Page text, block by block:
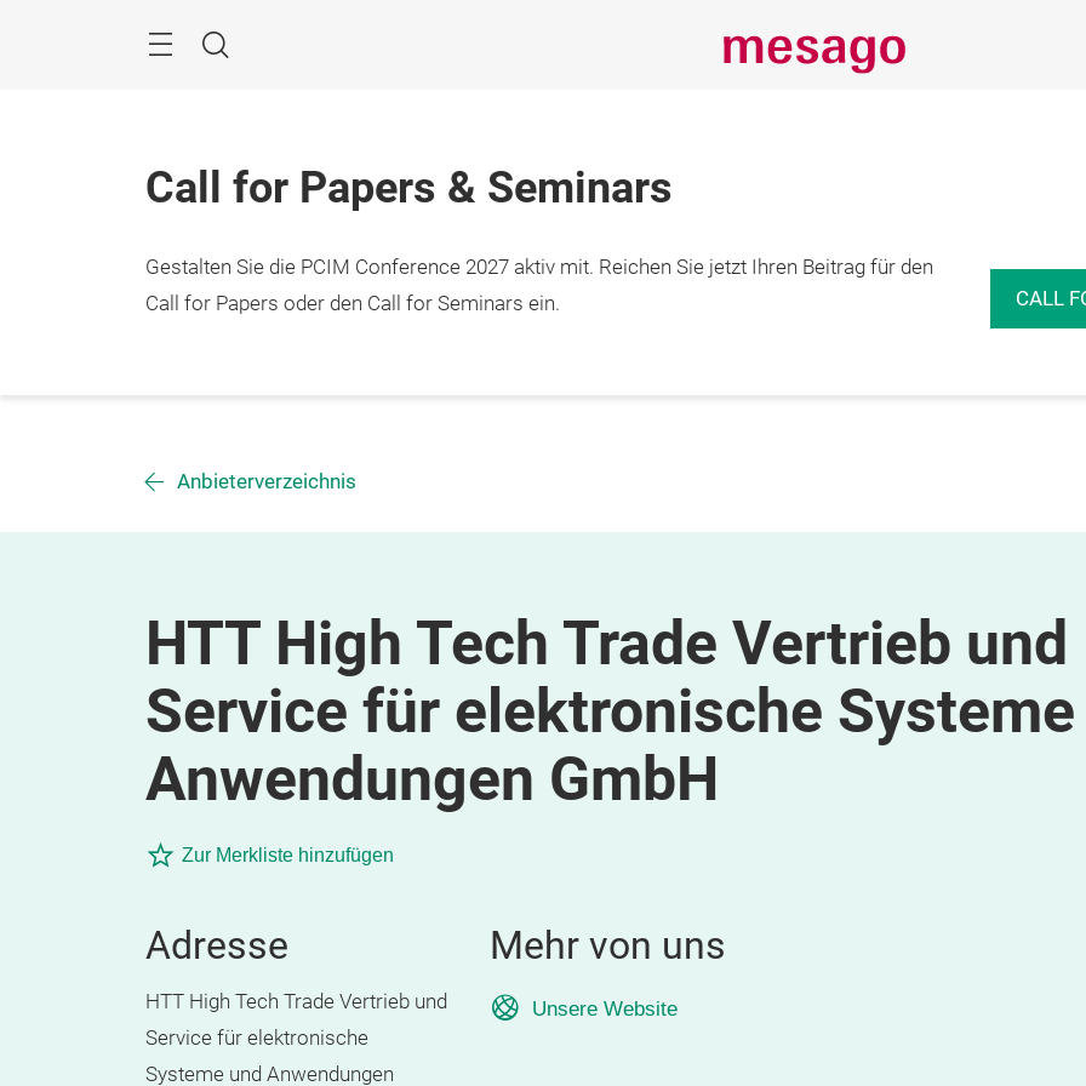
Suche
Call for Papers & Seminars
Gestalten Sie die PCIM Conference 2027 aktiv mit. Reichen Sie jetzt Ihren Beitrag für den
Call for Papers oder den Call for Seminars ein.
CALL
Anbieterverzeichnis
HTT High Tech Trade Vertrieb und
Service für elektronische
Anwendungen GmbH
Zur Merkliste hinzufügen
Adresse
HTT High Tech Trade Vertrieb und
Service für elektronische
Systeme und Anwendungen
Mehr von uns
Unsere Website